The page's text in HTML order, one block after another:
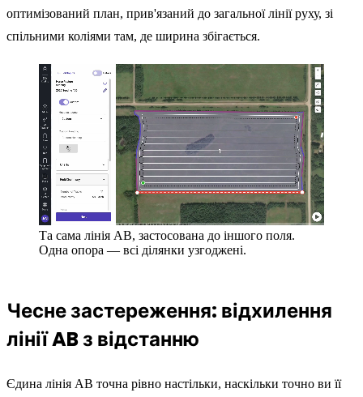
оптимізований план, прив'язаний до загальної лінії руху, зі
спільними коліями там, де ширина збігається.
Та сама лінія AB, застосована до іншого поля.
Одна опора — всі ділянки узгоджені.
Чесне застереження: відхилення
лінії AB з відстанню
Єдина лінія AB точна рівно настільки, наскільки точно ви її